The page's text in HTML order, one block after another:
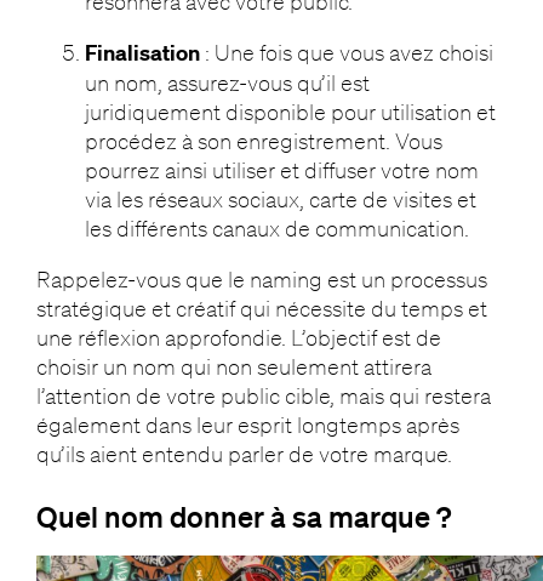
Finalisation: Une fois que vous avez choisi
un nom, assurez-vous qu’il est
juridiquement disponible pour utilisation et
procédez à son enregistrement. Vous
pourrez ainsi utiliser et diffuser votre nom
via les réseaux sociaux, carte de visites et
les différents canaux de communication.
Rappelez-vous que le naming est un processus
stratégique et créatif qui nécessite du temps et
une réflexion approfondie. L’objectif est de
choisir un nom qui non seulement attirera
l’attention de votre public cible, mais qui restera
également dans leur esprit longtemps après
qu’ils aient entendu parler de votre marque.
Quel nom donner à sa marque ?